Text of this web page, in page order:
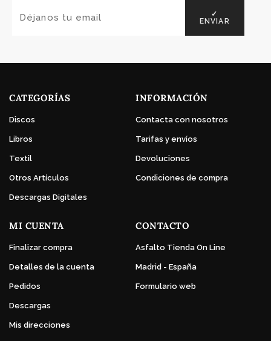
✓
ENVIAR
CATEGORÍAS
Discos
Libros
Textil
Otros Artículos
Descargas Digitales
INFORMACIÓN
Contacta con nosotros
Tarifas y envíos
Devoluciones
Condiciones de compra
MI CUENTA
Finalizar compra
Detalles de la cuenta
Pedidos
Descargas
Mis direcciones
CONTACTO
Asfalto Tienda On Line
Madrid - España
Formulario web